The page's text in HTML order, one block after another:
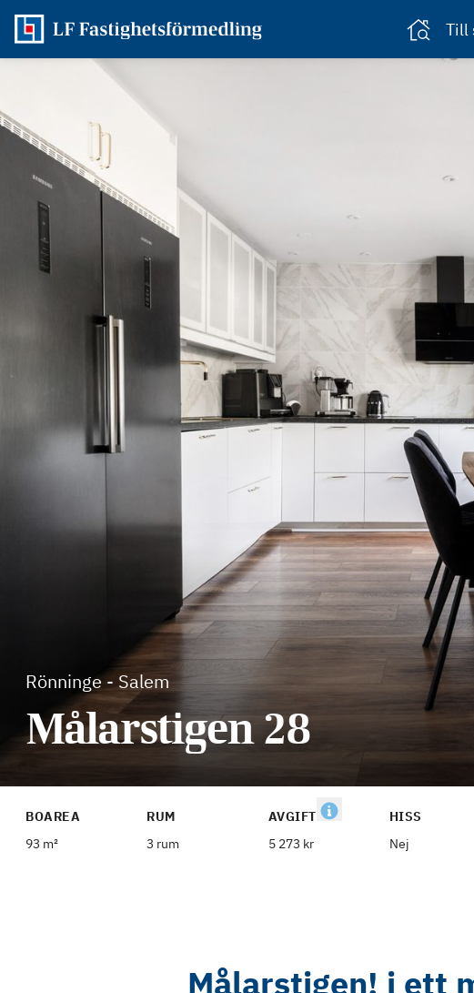
Till
Rönninge- Salem
Målarstigen 28
BOAREA
93 m²
RUM
3 rum
AVGIFT
5 273 kr
HISS
Nej
Målarstigen! i ett